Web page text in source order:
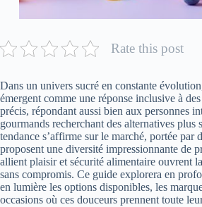
Rate this post
Dans un univers sucré en constante
émergent comme une réponse inclusive à
précis, répondant aussi bien aux personnes
gourmands recherchant des alternatives plus
tendance s’affirme sur le marché, portée par
proposent une diversité impressionnante de
allient plaisir et sécurité alimentaire ouvrent
sans compromis. Ce guide explorera en
en lumière les options disponibles, les
occasions où ces douceurs prennent toute